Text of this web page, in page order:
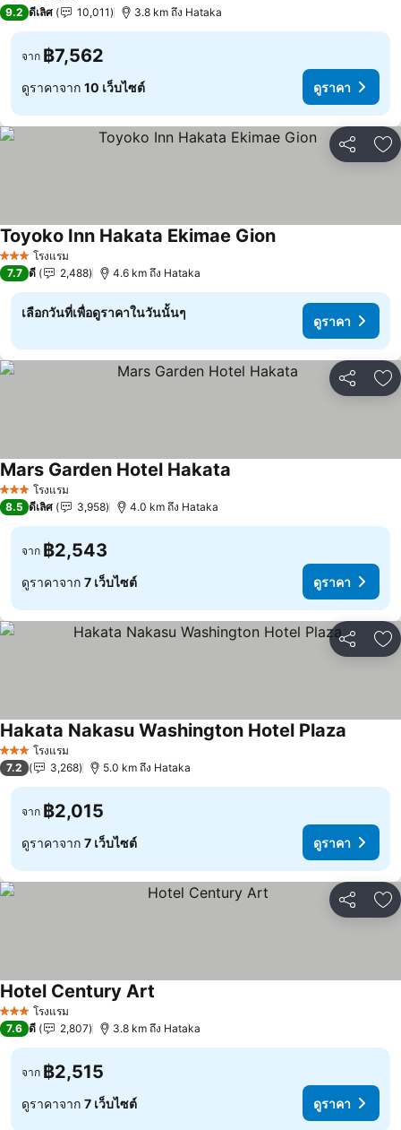
9.2 ดีเลิศ 10,011 3.8 km ถึง Hataka
จาก ฿7,562
ดูราคาจาก 10 เว็บไซต์ ดูราคา
แชร์ เ
3 ดาว โรงแรม
Toyoko Inn Hakata Ekimae Gion
7.7 ดี 2,488 4.6 km ถึง Hataka
เลือกวันที่เพื่อดูราคาในวันนั้นๆ
ดูราคา
แชร์ เ
3 ดาว โรงแรม
Mars Garden Hotel Hakata
8.5 ดีเลิศ 3,958 4.0 km ถึง Hataka
จาก ฿2,543
ดูราคาจาก 7 เว็บไซต์ ดูราคา
แชร์ เ
3 ดาว โรงแรม
Hakata Nakasu Washington Hotel Plaza
7.2 3,268 5.0 km ถึง Hataka
จาก ฿2,015
ดูราคาจาก 7 เว็บไซต์ ดูราคา
แชร์ เ
3 ดาว โรงแรม
Hotel Century Art
7.6 ดี 2,807 3.8 km ถึง Hataka
จาก ฿2,515
ดูราคาจาก 7 เว็บไซต์ ดูราคา